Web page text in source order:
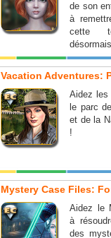
de son
à
cette
Vacation Adventures:
Aidez les
le parc
et de la
!
Mystery Case Files:
Aidez le
à
des